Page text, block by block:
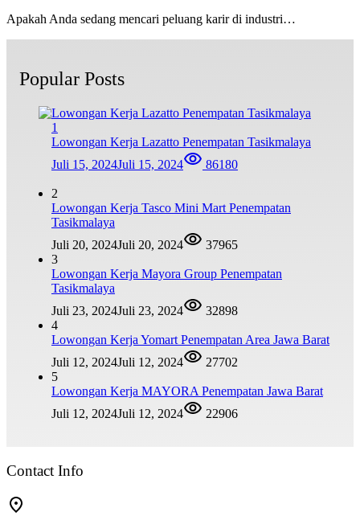
Apakah Anda sedang mencari peluang karir di industri…
Popular Posts
1
Lowongan Kerja Lazatto Penempatan Tasikmalaya
Juli 15, 2024Juli 15, 2024 86180
2
Lowongan Kerja Tasco Mini Mart Penempatan
Tasikmalaya
Juli 20, 2024Juli 20, 2024
37965
3
Lowongan Kerja Mayora Group Penempatan
Tasikmalaya
Juli 23, 2024Juli 23, 2024
32898
4
Lowongan Kerja Yomart Penempatan Area Jawa Barat
Juli 12, 2024Juli 12, 2024
27702
5
Lowongan Kerja MAYORA Penempatan Jawa Barat
Juli 12, 2024Juli 12, 2024 22906
Contact Info